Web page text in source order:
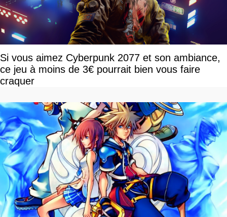
Si vous aimez Cyberpunk 2077 et son ambiance,
ce jeu à moins de 3€ pourrait bien vous faire
craquer